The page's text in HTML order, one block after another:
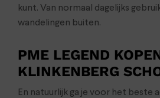
kunt. Van normaal dagelijks
wandelingen buiten.
PME LEGEND
KLINKENBERG
En natuurlijk ga je voor het beste